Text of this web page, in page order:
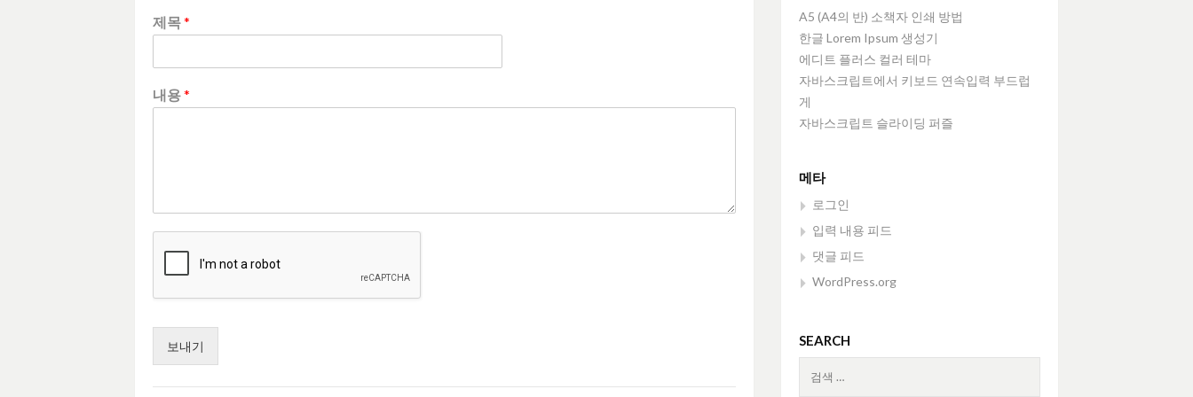
제목*
내용*
보내기
A5 (A4의 반) 소책자 인쇄 방법
한글 Lorem Ipsum 생성기
에디트 플러스 컬러 테마
자바스크립트에서 키보드 연속입력 부드럽
게
자바스크립트 슬라이딩 퍼즐
메타
로그인
입력 내용 피드
댓글 피드
WordPress.org
SEARCH
색: